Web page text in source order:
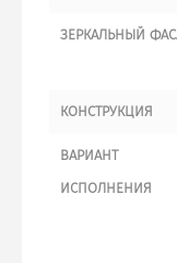
ЗЕРКАЛЬНЫЙ
КОНСТРУКЦИЯ
ВАРИАНТ
ИСПОЛНЕНИЯ